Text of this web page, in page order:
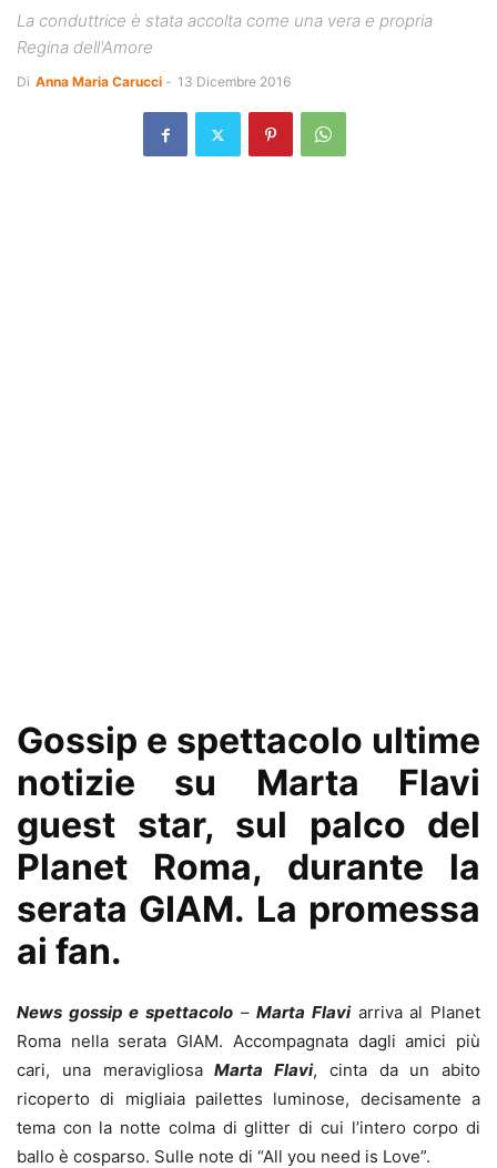
La conduttrice è stata accolta come una vera e propria
Regina dell'Amore
Di Anna Maria Carucci - 13 Dicembre 2016
Gossip e spettacolo ultime
notizie su Marta Flavi
guest star, sul palco del
Planet Roma, durante la
serata GIAM. La promessa
ai fan.
News gossip e spettacolo –Marta Flaviarriva al Planet
Roma nella serata GIAM. Accompagnata dagli amici più
cari, una meravigliosaMarta Flavi, cinta da un abito
ricoperto di migliaia pailettes luminose, decisamente a
tema con la notte colma di glitter di cui l’intero corpo di
ballo è cosparso. Sulle note di “All you need is Love”.